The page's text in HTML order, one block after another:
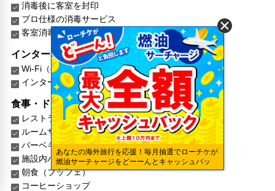
消毒後に客室を封印
プロ仕様の消毒サービス
客室消毒の拒否可
インターネット
Wi-Fi（共有エリア内）
インターネット
食事・ドリンク・スナック類
レストラン
ルームサービス
バーベキュー設備
施設内バリアフリー対応レストラン/ラウンジ
朝食（ブッフェ）
コーヒーショップ
あなたの海外旅行を応援！毎月抽選でローチケが
燃油サーチャージをどーーんとキャッシュバッ
ク！